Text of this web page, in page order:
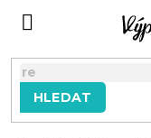
HLEDAT